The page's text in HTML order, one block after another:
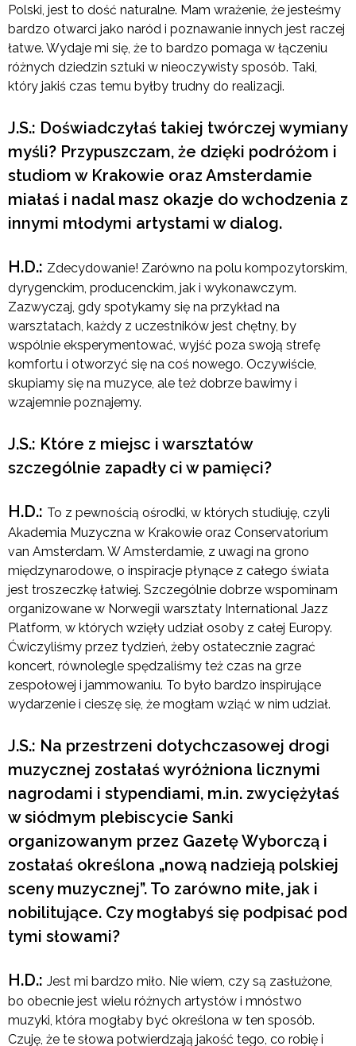
Polski, jest to dość naturalne. Mam wrażenie, że jesteśmy
bardzo otwarci jako naród i poznawanie innych jest raczej
łatwe. Wydaje mi się, że to bardzo pomaga w łączeniu
różnych dziedzin sztuki w nieoczywisty sposób. Taki,
który jakiś czas temu byłby trudny do realizacji.
J.S.: Doświadczyłaś takiej twórczej wymiany
myśli? Przypuszczam, że dzięki podróżom i
studiom w Krakowie oraz Amsterdamie
miałaś i nadal masz okazje do wchodzenia z
innymi młodymi artystami w dialog.
H.D.: Zdecydowanie! Zarówno na polu kompozytorskim,
dyrygenckim, producenckim, jak i wykonawczym.
Zazwyczaj, gdy spotykamy się na przykład na
warsztatach, każdy z uczestników jest chętny, by
wspólnie eksperymentować, wyjść poza swoją strefę
komfortu i otworzyć się na coś nowego. Oczywiście,
skupiamy się na muzyce, ale też dobrze bawimy i
wzajemnie poznajemy.
J.S.: Które z miejsc i warsztatów
szczególnie zapadły ci w pamięci?
H.D.: To z pewnością ośrodki, w których studiuję, czyli
Akademia Muzyczna w Krakowie oraz Conservatorium
van Amsterdam. W Amsterdamie, z uwagi na grono
międzynarodowe, o inspiracje płynące z całego świata
jest troszeczkę łatwiej. Szczególnie dobrze wspominam
organizowane w Norwegii warsztaty International Jazz
Platform, w których wzięły udział osoby z całej Europy.
Ćwiczyliśmy przez tydzień, żeby ostatecznie zagrać
koncert, równolegle spędzaliśmy też czas na grze
zespołowej i jammowaniu. To było bardzo inspirujące
wydarzenie i cieszę się, że mogłam wziąć w nim udział.
J.S.: Na przestrzeni dotychczasowej drogi
muzycznej zostałaś wyróżniona licznymi
nagrodami i stypendiami, m.in. zwyciężyłaś
w siódmym plebiscycie Sanki
organizowanym przez Gazetę Wyborczą i
zostałaś określona „nową nadzieją polskiej
sceny muzycznej”. To zarówno miłe, jak i
nobilitujące. Czy mogłabyś się podpisać pod
tymi słowami?
H.D.: Jest mi bardzo miło. Nie wiem, czy są zasłużone,
bo obecnie jest wielu różnych artystów i mnóstwo
muzyki, która mogłaby być określona w ten sposób.
Czuję, że te słowa potwierdzają jakość tego, co robię i